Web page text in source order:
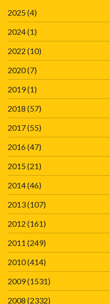
2025(4)
2024(1)
2022 (10)
2020(7)
2019(1)
2018 (57)
2017(55)
2016(47)
2015(21)
2014(46)
2013(107)
2012 (161)
2011 (249)
2010(414)
2009(1531)
2008 (2332)